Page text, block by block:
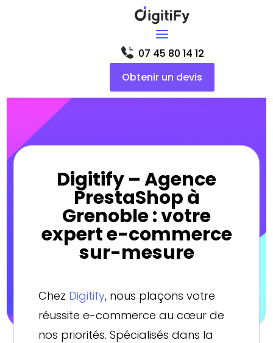
07 45 80 14 12
Obtenir un devis
Digitify – Agence
PrestaShop à
Grenoble : votre
expert e-commerce
sur-mesure
Chez Digitify, nous plaçons votre
réussite e-commerce au cœur de
nos priorités. Spécialisés dans la